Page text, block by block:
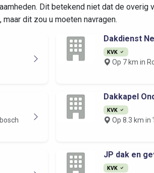
Dit betekend niet dat de overig
maar dit zou u moeten navragen.
Dakdienst
KVK
Op 7 km in
Dakkapel
KVK
Op 8.3 km in
JP dak en
KVK